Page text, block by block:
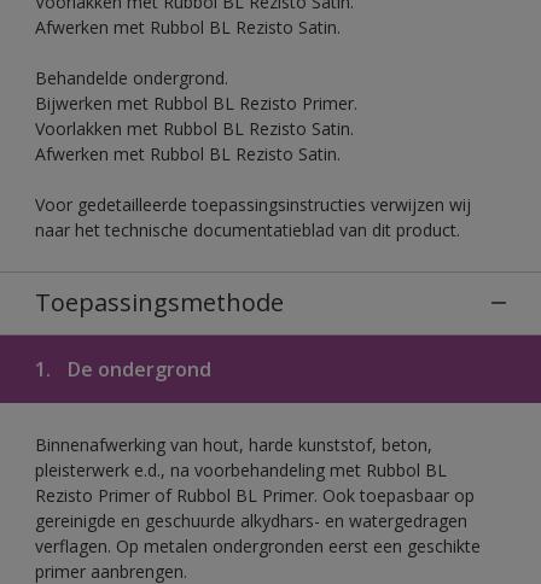
Afwerken met Rubbol BL Rezisto Satin.
Behandelde ondergrond.
Bijwerken met Rubbol BL Rezisto Primer.
Voorlakken met Rubbol BL Rezisto Satin.
Afwerken met Rubbol BL Rezisto Satin.
Voor gedetailleerde toepassingsinstructies verwijzen wij
naar het technische documentatieblad van dit product.
Toepassingsmethode
1. De ondergrond
Binnenafwerking van hout, harde kunststof, beton,
pleisterwerk e.d., na voorbehandeling met Rubbol BL
Rezisto Primer of Rubbol BL Primer. Ook toepasbaar op
gereinigde en geschuurde alkydhars- en watergedragen
verflagen. Op metalen ondergronden eerst een geschikte
primer aanbrengen.